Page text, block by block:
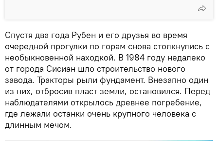
Спустя два года Рубен и его друзья во время
очередной прогулки по горам снова столкнулись с
необыкновенной находкой. В 1984 году недалеко
от города Сисиан шло строительство нового
завода. Тракторы рыли фундамент. Внезапно один
из них, отбросив пласт земли, остановился. Перед
наблюдателями открылось древнее погребение,
где лежали останки очень крупного человека с
длинным мечом.